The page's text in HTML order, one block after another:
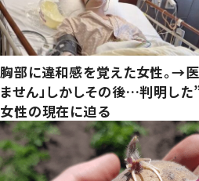
胸部に違和感を覚えた女性。→
ません」しかしその後…判明した
女性の現在に迫る